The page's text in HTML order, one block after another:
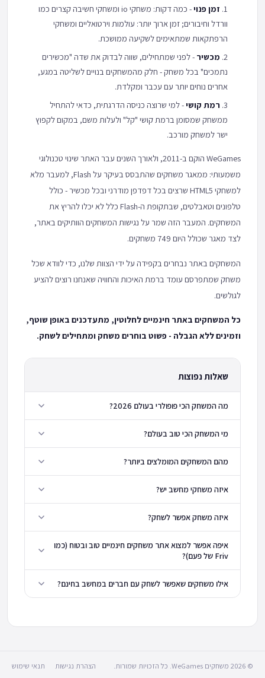
זמן פנוי
- כמה דקות: משחקי io ומשחקי חשיבה קצרים כמו
וורדל וחיבורים; זמן ארוך יותר: עולמות וירטואליים ומשחקי
הרפתקאות שמתאימים לשקיעה ממושכת.
מכשיר - לפני שמתחילים, שווה לבדוק את שדה "מכשירים
נתמכים" בכל משחק - חלק מהמשחקים בנויים לשליטה במגע,
אחרים נוחים יותר עם עכבר ומקלדת.
רמת קושי- למי שרוצה כניסה הדרגתית, כדאי להתחיל
ממשחק שמסומן ברמת קושי "קל" ולעלות משם, במקום לקפוץ
ישר למשחק מורכב.
WeGames הוקם ב-2011, ולאורך השנים עבר האתר שינוי טכנולוגי
משמעותי: ממאגר משחקים שהתבסס בעיקר על Flash, למעבר מלא
למשחקי HTML5 שרצים בכל דפדפן מודרני ובכל מכשיר - כולל
טלפונים וטאבלטים, שבתקופת ה-Flash כלל לא יכלו להריץ את
המשחקים. המעבר הזה שמר על נגישות המשחקים הוותיקים באתר,
לצד מאגר שכולל היום 749 משחקים.
המשחקים באתר נבחרים בקפידה על ידי הצוות שלנו, כדי לוודא שכל
משחק שמתפרסם עומד ברמת האיכות והחוויה שאנחנו רוצים להציע
לגולשים.
כל המשחקים באתר חינמיים לחלוטין, מתעדכנים באופן שוטף,
וזמינים ללא הגבלה - פשוט בוחרים משחק ומתחילים לשחק.
שאלות נפוצות
מה המשחק הכי פופולרי בעולם 2026?
מי המשחק הכי טוב בעולם?
מהם המשחקים המומלצים ביותר?
איזה משחקי מחשב יש?
איזה משחק אפשר לשחק?
איפה אפשר למצוא אתר משחקים חינמיים טוב ובטוח (כמו
Friv של פעם)?
אילו משחקים שאפשר לשחק עם חברים במחשב בחינם?
© 2026 משחקים WeGames. כל הזכויות שמורות. הצהרת נגישות תנאי שימוש